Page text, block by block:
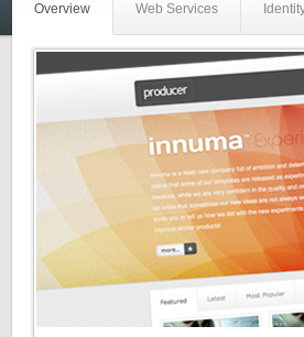
Overview Web Services